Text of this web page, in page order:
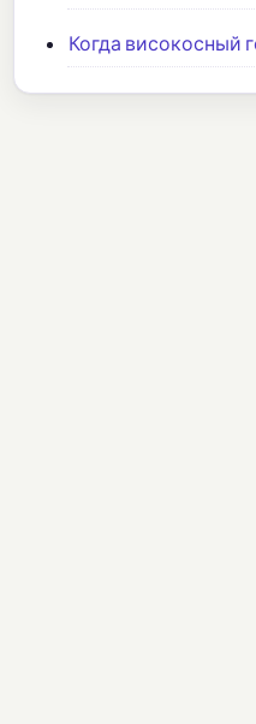
Когда високосный